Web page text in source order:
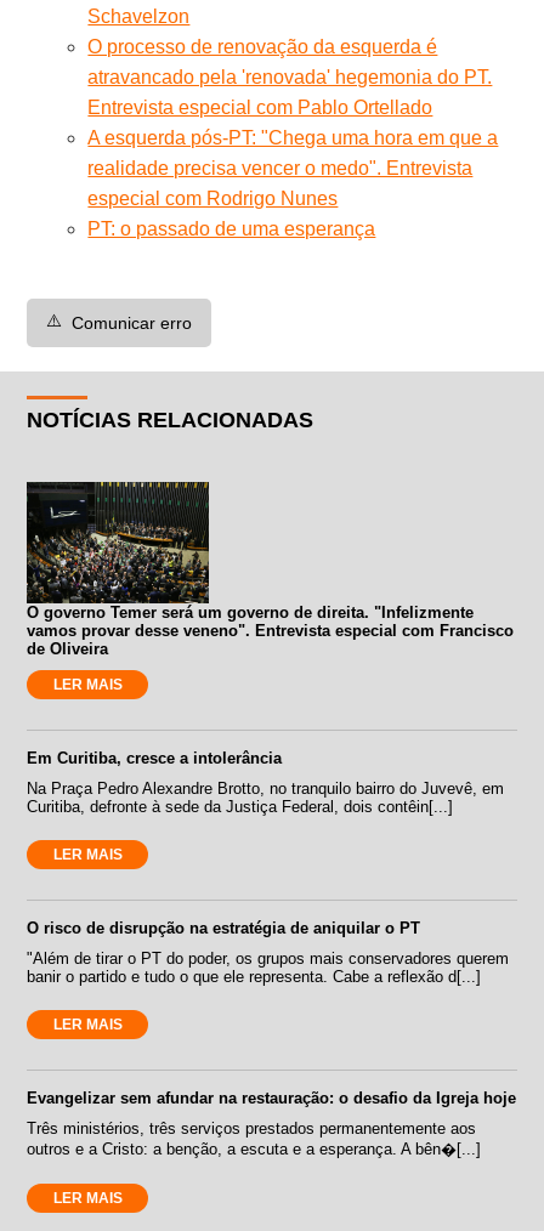
Schavelzon
O processo de renovação da esquerda é
atravancado pela 'renovada' hegemonia do PT.
Entrevista especial com Pablo Ortellado
A esquerda pós-PT: "Chega uma hora em que a
realidade precisa vencer o medo". Entrevista
especial com Rodrigo Nunes
PT: o passado de uma esperança
⚠️ Comunicar erro
NOTÍCIAS RELACIONADAS
O governo Temer será um governo de direita. "Infelizmente
vamos provar desse veneno". Entrevista especial com Francisco
de Oliveira
LER MAIS
Em Curitiba, cresce a intolerância
Na Praça Pedro Alexandre Brotto, no tranquilo bairro do Juvevê, em
Curitiba, defronte à sede da Justiça Federal, dois contêin[...]
LER MAIS
O risco de disrupção na estratégia de aniquilar o PT
"Além de tirar o PT do poder, os grupos mais conservadores querem
banir o partido e tudo o que ele representa. Cabe a reflexão d[...]
LER MAIS
Evangelizar sem afundar na restauração: o desafio da Igreja hoje
Três ministérios, três serviços prestados permanentemente aos
outros e a Cristo: a benção, a escuta e a esperança. A bên�[...]
LER MAIS